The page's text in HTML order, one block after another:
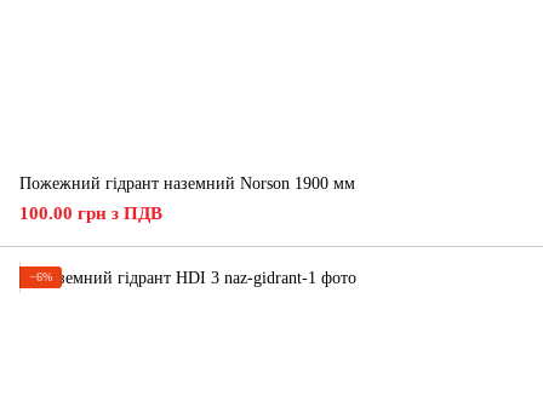
Пожежний гідрант наземний Norson 1900 мм
100.00 грн з ПДВ
−6%